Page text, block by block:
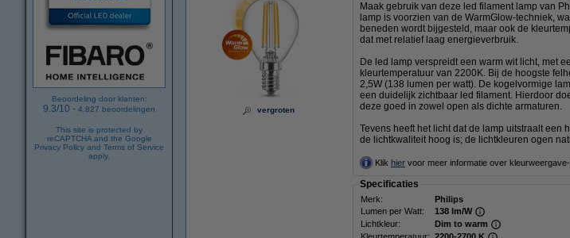
Beoordeling door klanten:
9.3/10 - 4.827 beoordelingen
This site is protected by
reCAPTCHA and the Google
Privacy Policy and Terms of Service
apply.
vergroten
Maak gebruik van deze led filament lamp van
lamp is voorzien van de WarmGlow-techniek,
beneden wordt bijgesteld, maar ook de
dat met relatief laag energieverbruik.
De led lamp verspreidt een warm wit licht, met
kleurtemperatuur van 2200K. Bij de hoogste
2,5W (138 lumen per watt). De kogelvormige
een duidelijk zichtbaar led filament. Hierdoor
deze goed in zowel open als dichte armaturen.
Tevens heeft het licht dat de lamp uitstraalt
de lichtkwaliteit hoog is; de lichtkleuren ogen
Klik hier voor meer informatie over kleurweergave-
Specificaties
Merk: Philips
Lumen per Watt:
138 lm/W
Lichtkleur:
Dim to warm